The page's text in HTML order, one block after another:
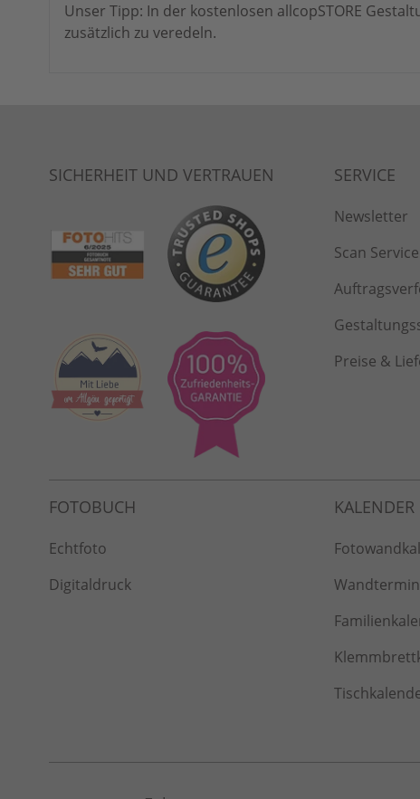
Unser Tipp: In der kostenlosen allcopSTORE
zusätzlich zu veredeln.
Newsletter
Scan Service
Preise &
Echtfoto
Digitaldruck